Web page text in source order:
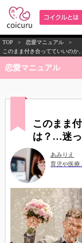
TOP > 恋愛マニュアル
>
このまま付き合ってていいの
恋愛マニュアル
このまま
は？…迷
あみりえ
育児や医療